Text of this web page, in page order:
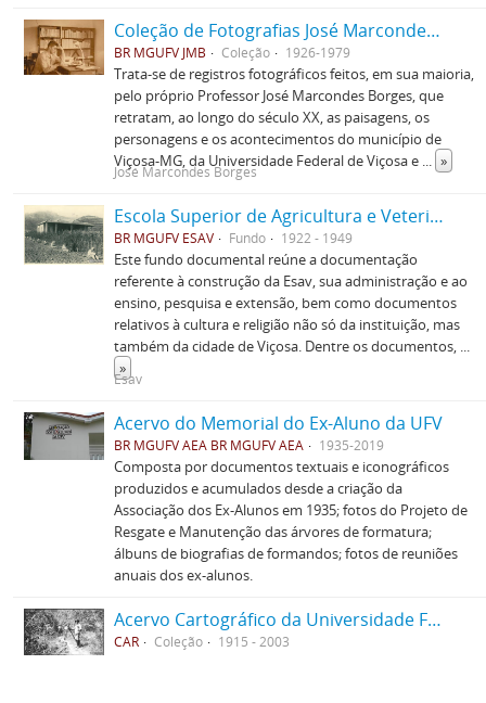
Coleção de Fotografias José Marcondes Borges
BR MGUFV JMB Coleção 1926-1979
Trata-se de registros fotográficos feitos, em sua maioria,
pelo próprio Professor José Marcondes Borges, que
retratam, ao longo do século XX, as paisagens, os
personagens e os acontecimentos do município de
Viçosa-MG, da Universidade Federal de Viçosa e ... »
José Marcondes Borges
Escola Superior de Agricultura e Veterinária (ESAV)
BR MGUFV ESAV Fundo 1922 - 1949
Este fundo documental reúne a documentação
referente à construção da Esav, sua administração e ao
ensino, pesquisa e extensão, bem como documentos
relativos à cultura e religião não só da instituição, mas
também da cidade de Viçosa. Dentre os documentos, ...
»
Esav
Acervo do Memorial do Ex-Aluno da UFV
BR MGUFV AEA BR MGUFV AEA 1935-2019
Composta por documentos textuais e iconográficos
produzidos e acumulados desde a criação da
Associação dos Ex-Alunos em 1935; fotos do Projeto de
Resgate e Manutenção das árvores de formatura;
álbuns de biografias de formandos; fotos de reuniões
anuais dos ex-alunos.
Acervo Cartográfico da Universidade Federal de Viçosa
CAR Coleção 1915 - 2003